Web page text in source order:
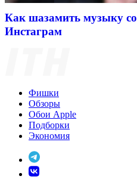
Как шазамить музыку со
Инстаграм
Фишки
Обзоры
Обои Apple
Подборки
Экономия